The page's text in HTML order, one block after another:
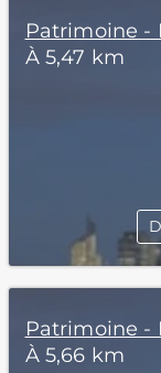
Patrimoine -
À 5,47 km
Patrimoine -
À 5,66 km